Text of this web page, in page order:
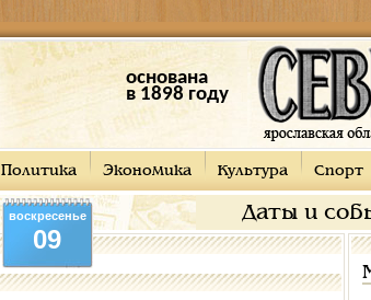
основана
в 1898 году
Политика Экономика Культура Спорт
Даты и
воскресенье
09